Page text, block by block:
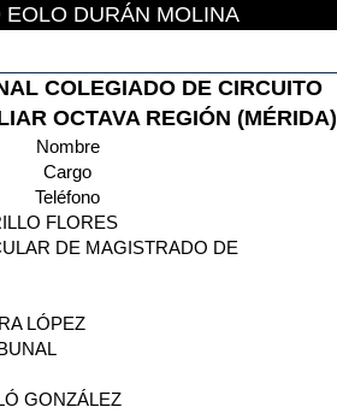
EOLO DURÁN MOLINA
COLEGIADO DE CIRCUITO
OCTAVA REGIÓN (MÉRIDA)
Nombre
Cargo
Teléfono
FLORES
DE MAGISTRADO DE
LÓPEZ
GONZÁLEZ